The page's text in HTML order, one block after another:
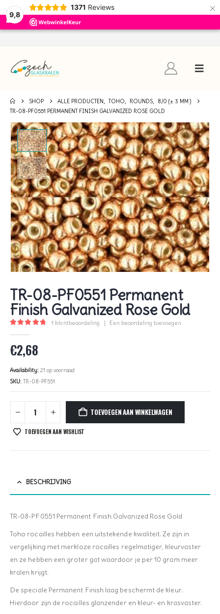
9,8
1371 Reviews ×
SHOP ALLE PRODUCTEN, TOHO, ROUNDS,
8/0 (± 3 MM.)
TR-08-PF0551 PERMANENT FINISH GALVANIZED ROSE GOLD
TR-08-PF0551 Permanent
Finish Galvanized Rose Gold
1 klantbeoordeling | Een beoordeling toevoegen
€2,68
Availability: 21 op voorraad
SKU: TR-08-PF551
TOEVOEGEN AAN WINKELWAGEN
TOEVOEGEN AAN WISHLIST
BESCHRIJVING
TR-08-PF0551 Permanent Finish Galvanized Rose Gold
Toho rocailles hebben een uitstekende kwaliteit. Ze zijn in
vergelijking met merkloze rocailles regelmatiger, kleurvaster
en ze hebben een groter gat waardoor je per 10 gram meer
kralen krijgt.
De speciale Permanent Finish laag beschermt de kleur.
Hierdoor zijn de rocailles glanzender en kleur- en krasvaster.